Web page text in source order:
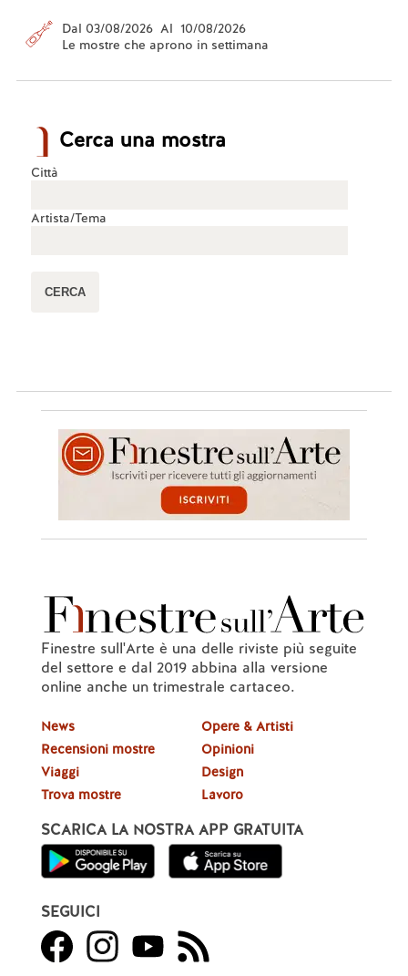
Dal 03/08/2026 Al 10/08/2026
Le mostre che aprono in settimana
Cerca una mostra
Città
Artista/Tema
Finestre sull'Arte è una delle riviste più seguite
del settore e dal 2019 abbina alla versione
online anche un trimestrale cartaceo.
News
Recensioni mostre
Viaggi
Trova mostre
Opere & Artisti
Opinioni
Design
Lavoro
SCARICA LA NOSTRA APP GRATUITA
SEGUICI